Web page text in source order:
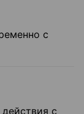
с
с